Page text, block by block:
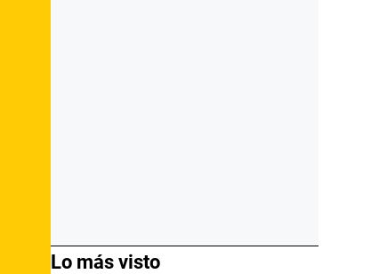
Lo más visto